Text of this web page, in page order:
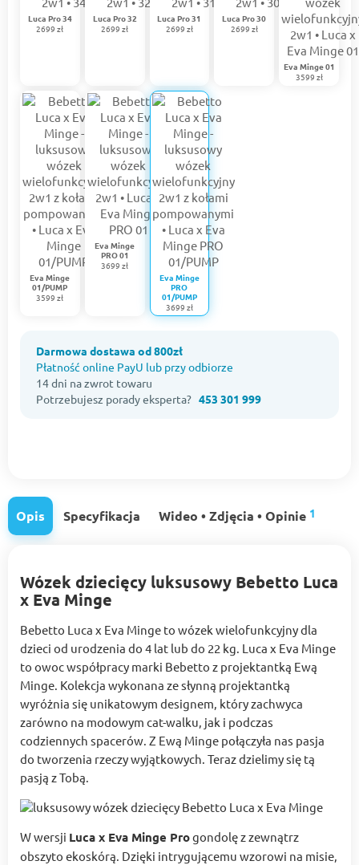
Luca Pro 34
2699 zł
Luca Pro 32
2699 zł
Luca Pro 31
2699 zł
Luca Pro 30
2699 zł
Eva Minge 01
3599 zł
Eva Minge
01/PUMP
3599 zł
Eva Minge
PRO 01
3699 zł
Eva Minge
PRO
01/PUMP
3699 zł
Darmowa dostawa od 800zł
Płatność online PayU lub przy odbiorze
14 dni na zwrot towaru
Potrzebujesz porady eksperta? 453 301 999
Opis Specyfikacja Wideo • Zdjęcia • Opinie 1
Wózek dziecięcy luksusowy Bebetto Luca
x Eva Minge
Bebetto Luca x Eva Minge to wózek wielofunkcyjny dla
dzieci od urodzenia do 4 lat lub do 22 kg. Luca x Eva Minge
to owoc współpracy marki Bebetto z projektantką Ewą
Minge. Kolekcja wykonana ze słynną projektantką
wyróżnia się unikatowym designem, który zachwyca
zarówno na modowym cat-walku, jak i podczas
codziennych spacerów. Z Ewą Minge połączyła nas pasja
do tworzenia rzeczy wyjątkowych. Teraz dzielimy się tą
pasją z Tobą.
W wersji Luca x Eva Minge Progondolę z zewnątrz
obszyto ekoskórą. Dzięki intrygującemu wzorowi na misie,